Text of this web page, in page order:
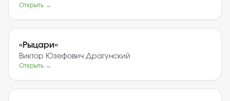
Открыть →
«Рыцари»
Виктор Юзефович Драгунский
Открыть →